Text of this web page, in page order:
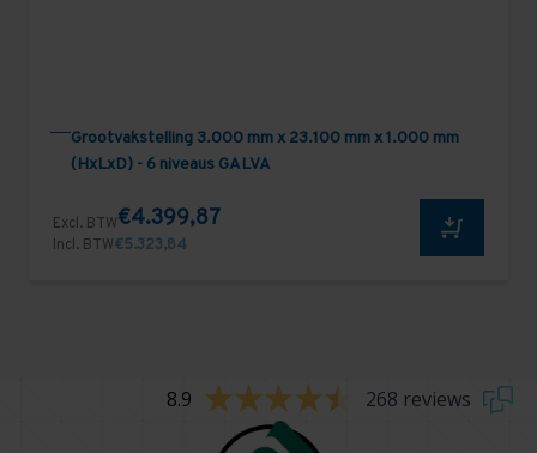
Grootvakstelling 3.000 mm x 23.100 mm x 1.000 mm
(HxLxD) - 6 niveaus GALVA
Excl. BTW€4.399,87
Incl. BTW€5.323,84
8.9 268 reviews